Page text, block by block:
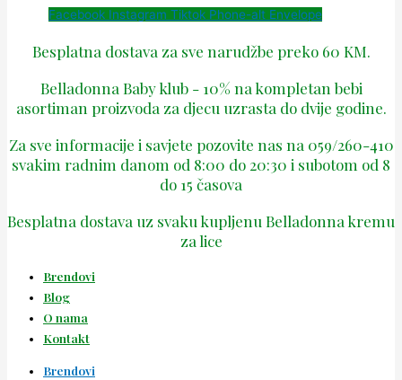
Facebook Instagram Tiktok Phone-alt Envelope
Besplatna dostava za sve narudžbe preko 60 KM.
Belladonna Baby klub - 10% na kompletan bebi
asortiman proizvoda za djecu uzrasta do dvije godine.
Za sve informacije i savjete pozovite nas na 059/260-410
svakim radnim danom od 8:00 do 20:30 i subotom od 8
do 15 časova
Besplatna dostava uz svaku kupljenu Belladonna kremu
za lice
Brendovi
Blog
O nama
Kontakt
Brendovi